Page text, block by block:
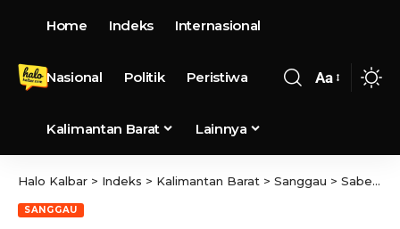
Home Indeks Internasional
Nasional Politik Peristiwa
Kalimantan Barat Lainnya
Aa
Halo Kalbar > Indeks > Kalimantan Barat > Sanggau > Sabet Penghargaan Desa Patuh Pajak Kendaraan, Desa Tri Mulya Jadi Teladan di Kabupaten Sanggau
SANGGAU